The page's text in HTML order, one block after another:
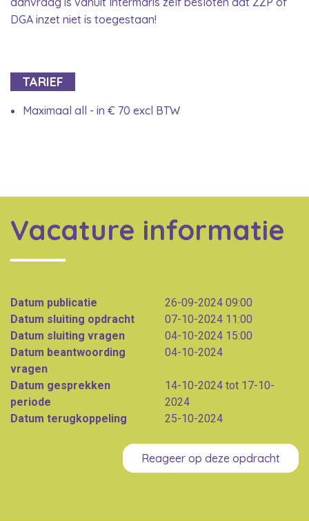
DGA inzet niet is toegestaan!
TARIEF
Maximaal all - in € 70 excl BTW
Vacature informatie
Datum publicatie
26-09-2024 09:00
Datum sluiting opdracht
07-10-2024 11:00
Datum sluiting vragen
04-10-2024 15:00
Datum beantwoording
vragen
04-10-2024
Datum gesprekken
periode
14-10-2024 tot 17-10-
2024
Datum terugkoppeling
25-10-2024
Reageer op deze opdracht